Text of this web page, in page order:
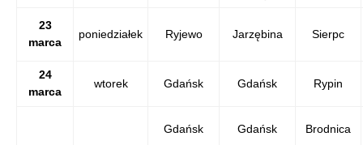
23
marca
poniedziałek Ryjewo Jarzębina Sierpc
24
marca
wtorek Gdańsk Gdańsk Rypin
Gdańsk Gdańsk Brodnica